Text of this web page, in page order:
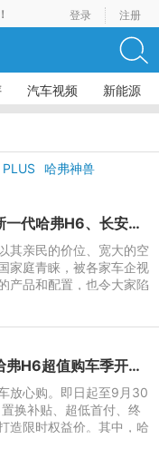
登录 注册
汽车视频 新能源
哈弗神兽
紧凑级SUV“三国杀” 新一代哈弗H6、长安CS75PLUS、博越L谁能胜出？
其亲民的价位、宽大的空
家庭青睐，被各家车企视
产品和配置，也令大家陷
们将以12.39万元的新一
国民神车，限时钜惠 哈弗H6超值购车季开启！
放心购。即日起至9月30
换补贴、超低首付、终
造限时权益价。其中，哈
万元起，新一代哈弗H6